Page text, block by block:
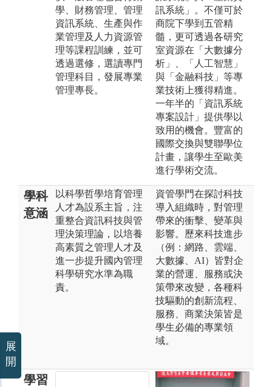
學、財務管理、管理
資訊系統、生產與作
業管理及人力資源管
理等課程訓練，並可
透過選修，選讀專門
管理科目，發展專業
管理專長。
訊系統」。不僅可於
商院下學到五管精
髓，更可透過各研究
室資源在「大數據分
析」、「人工智慧」
與「金融科技」等專
業技術上獲得精進。
一年半的「資訊系統
專案設計」提供學以
致用的機會。豐富的
國際交換與雙聯學位
計畫，讓學生至歐美
進行學術交流。
學科
意涵
以科學哲學培育管理
人才為設系主旨，注
重整合資訊科技與管
理決策理論，以培養
高素質之管理人才及
進一步提升國內管理
科學研究水準為職
責。
資管學門在探討科技
導入組織時，對管理
帶來的衝擊、變革與
影響。歷來科技進步
（例：網路、雲端、
大數據、AI）皆對企
業的營運、服務或決
策帶來改變，各種科
技驅動的創新流程、
服務、商業決策皆是
學生必備的專業領
域。
學習
展
開